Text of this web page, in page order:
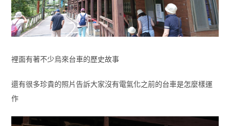
裡面有著不少烏來台車的歷史故事
還有很多珍貴的照片告訴大家沒有電氣化之前的台車是怎麼樣運
作